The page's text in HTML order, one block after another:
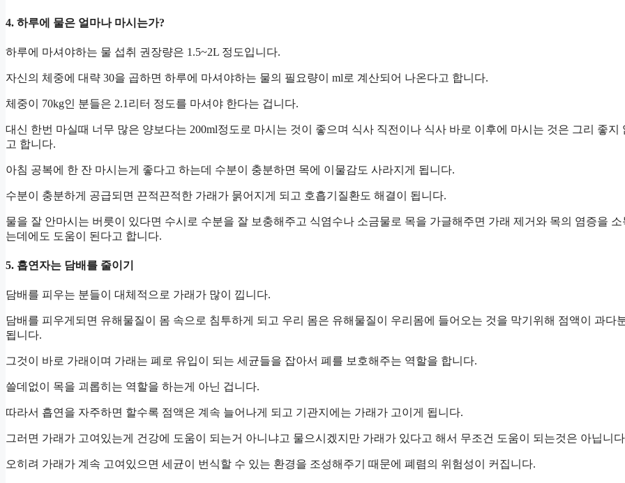
4. 하루에 물은 얼마나 마시는가?
하루에 마셔야하는 물 섭취 권장량은 1.5~2L 정도입니다.
자신의 체중에 대략 30을 곱하면 하루에 마셔야하는 물의 필요량이 ml로 계산되어 나온다고 합니다.
체중이 70kg인 분들은 2.1리터 정도를 마셔야 한다는 겁니다.
대신 한번 마실때 너무 많은 양보다는 200ml정도로 마시는 것이 좋으며 식사 직전이나 식사 바로 이후에 마시는 것은 그리 좋지
고 합니다.
아침 공복에 한 잔 마시는게 좋다고 하는데 수분이 충분하면 목에 이물감도 사라지게 됩니다.
수분이 충분하게 공급되면 끈적끈적한 가래가 묽어지게 되고 호흡기질환도 해결이 됩니다.
물을 잘 안마시는 버릇이 있다면 수시로 수분을 잘 보충해주고 식염수나 소금물로 목을 가글해주면 가래 제거와 목의 염증을 소
는데에도 도움이 된다고 합니다.
5. 흡연자는 담배를 줄이기
담배를 피우는 분들이 대체적으로 가래가 많이 낍니다.
담배를 피우게되면 유해물질이 몸 속으로 침투하게 되고 우리 몸은 유해물질이 우리몸에 들어오는 것을 막기위해 점액이 과다
됩니다.
그것이 바로 가래이며 가래는 폐로 유입이 되는 세균들을 잡아서 폐를 보호해주는 역할을 합니다.
쓸데없이 목을 괴롭히는 역할을 하는게 아닌 겁니다.
따라서 흡연을 자주하면 할수록 점액은 계속 늘어나게 되고 기관지에는 가래가 고이게 됩니다.
그러면 가래가 고여있는게 건강에 도움이 되는거 아니냐고 물으시겠지만 가래가 있다고 해서 무조건 도움이 되는것은 아닙니
오히려 가래가 계속 고여있으면 세균이 번식할 수 있는 환경을 조성해주기 때문에 폐렴의 위험성이 커집니다.